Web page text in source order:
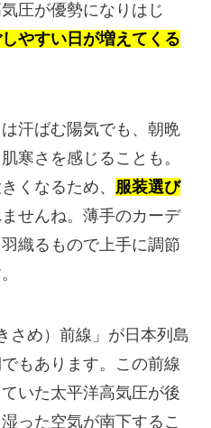
圧が優勢になりはじ
やすい日が増えてくる
汗ばむ陽気でも、朝晩
寒さを感じることも。
くなるため、 服装選び
せんね。薄手のカーデ
織るもので上手に調節
さめ）前線」が日本列島
もあります。この前線
いた太平洋高気圧が後
った空気が南下するこ